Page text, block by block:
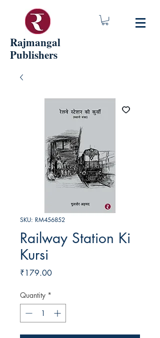
Rajmangal
Publishers
SKU: RM456852
Railway Station Ki
Kursi
₹179.00Price
Quantity *